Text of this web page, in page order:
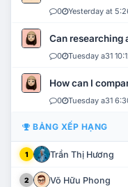
0 Yesterday at
Can researching
0 Tuesday a31
How can I
0 Tuesday a31
BẢNG XẾP HẠNG
1 Trần Thị Hương
2 Võ Hữu Phong